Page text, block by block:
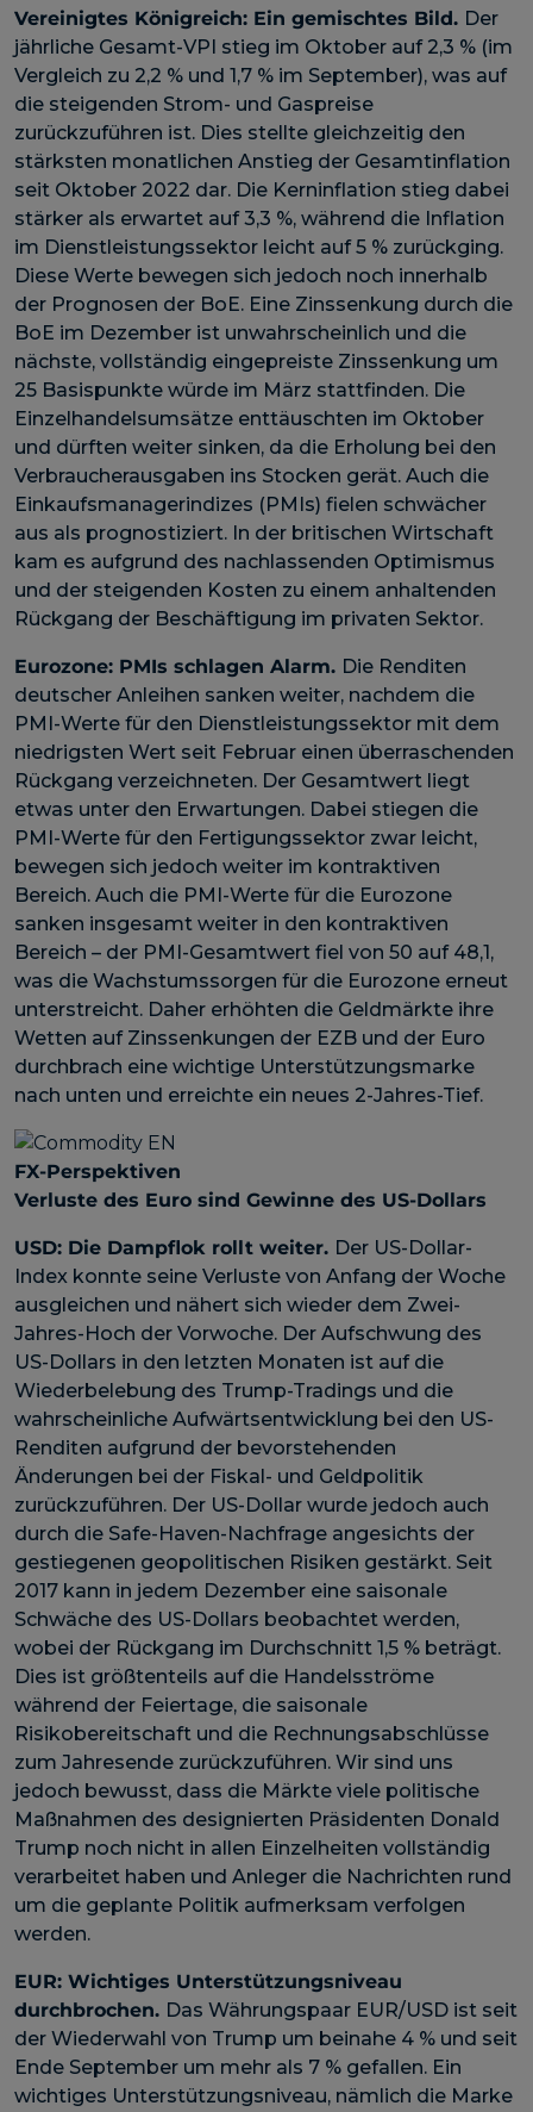
Vereinigtes Königreich: Ein gemischtes Bild. Der
jährliche Gesamt-VPI stieg im Oktober auf 2,3 % (im
Vergleich zu 2,2 % und 1,7 % im September), was auf
die steigenden Strom- und Gaspreise
zurückzuführen ist. Dies stellte gleichzeitig den
stärksten monatlichen Anstieg der Gesamtinflation
seit Oktober 2022 dar. Die Kerninflation stieg dabei
stärker als erwartet auf 3,3 %, während die Inflation
im Dienstleistungssektor leicht auf 5 % zurückging.
Diese Werte bewegen sich jedoch noch innerhalb
der Prognosen der BoE. Eine Zinssenkung durch die
BoE im Dezember ist unwahrscheinlich und die
nächste, vollständig eingepreiste Zinssenkung um
25 Basispunkte würde im März stattfinden. Die
Einzelhandelsumsätze enttäuschten im Oktober
und dürften weiter sinken, da die Erholung bei den
Verbraucherausgaben ins Stocken gerät. Auch die
Einkaufsmanagerindizes (PMIs) fielen schwächer
aus als prognostiziert. In der britischen Wirtschaft
kam es aufgrund des nachlassenden Optimismus
und der steigenden Kosten zu einem anhaltenden
Rückgang der Beschäftigung im privaten Sektor.
Eurozone: PMIs schlagen Alarm. Die Renditen
deutscher Anleihen sanken weiter, nachdem die
PMI-Werte für den Dienstleistungssektor mit dem
niedrigsten Wert seit Februar einen überraschenden
Rückgang verzeichneten. Der Gesamtwert liegt
etwas unter den Erwartungen. Dabei stiegen die
PMI-Werte für den Fertigungssektor zwar leicht,
bewegen sich jedoch weiter im kontraktiven
Bereich. Auch die PMI-Werte für die Eurozone
sanken insgesamt weiter in den kontraktiven
Bereich – der PMI-Gesamtwert fiel von 50 auf 48,1,
was die Wachstumssorgen für die Eurozone erneut
unterstreicht. Daher erhöhten die Geldmärkte ihre
Wetten auf Zinssenkungen der EZB und der Euro
durchbrach eine wichtige Unterstützungsmarke
nach unten und erreichte ein neues 2-Jahres-Tief.
FX-Perspektiven
Verluste des Euro sind Gewinne des US-Dollars
USD: Die Dampflok rollt weiter. Der US-Dollar-
Index konnte seine Verluste von Anfang der Woche
ausgleichen und nähert sich wieder dem Zwei-
Jahres-Hoch der Vorwoche. Der Aufschwung des
US-Dollars in den letzten Monaten ist auf die
Wiederbelebung des Trump-Tradings und die
wahrscheinliche Aufwärtsentwicklung bei den US-
Renditen aufgrund der bevorstehenden
Änderungen bei der Fiskal- und Geldpolitik
zurückzuführen. Der US-Dollar wurde jedoch auch
durch die Safe-Haven-Nachfrage angesichts der
gestiegenen geopolitischen Risiken gestärkt. Seit
2017 kann in jedem Dezember eine saisonale
Schwäche des US-Dollars beobachtet werden,
wobei der Rückgang im Durchschnitt 1,5 % beträgt.
Dies ist größtenteils auf die Handelsströme
während der Feiertage, die saisonale
Risikobereitschaft und die Rechnungsabschlüsse
zum Jahresende zurückzuführen. Wir sind uns
jedoch bewusst, dass die Märkte viele politische
Maßnahmen des designierten Präsidenten Donald
Trump noch nicht in allen Einzelheiten vollständig
verarbeitet haben und Anleger die Nachrichten rund
um die geplante Politik aufmerksam verfolgen
werden.
EUR: Wichtiges Unterstützungsniveau
durchbrochen. Das Währungspaar EUR/USD ist seit
der Wiederwahl von Trump um beinahe 4 % und seit
Ende September um mehr als 7 % gefallen. Ein
wichtiges Unterstützungsniveau, nämlich die Marke